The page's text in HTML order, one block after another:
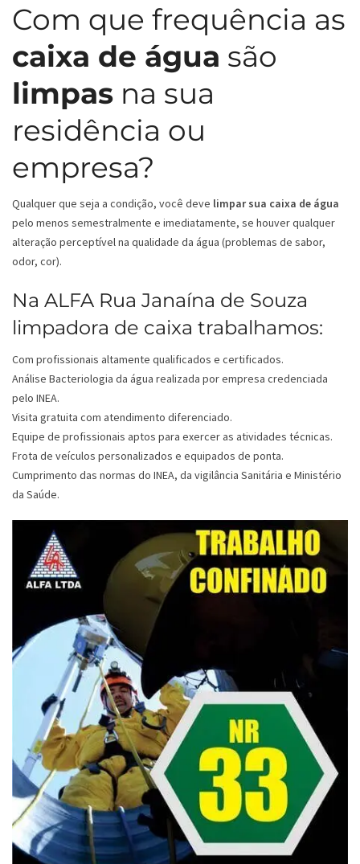
Com que frequência as
caixa de água são
limpas na sua
residência ou
empresa?
Qualquer que seja a condição, você deve limpar sua caixa de água
pelo menos semestralmente e imediatamente, se houver qualquer
alteração perceptível na qualidade da água (problemas de sabor,
odor, cor).
Na ALFA Rua Janaína de Souza
limpadora de caixa trabalhamos:
Com profissionais altamente qualificados e certificados.
Análise Bacteriologia da água realizada por empresa credenciada
pelo INEA.
Visita gratuita com atendimento diferenciado.
Equipe de profissionais aptos para exercer as atividades técnicas.
Frota de veículos personalizados e equipados de ponta.
Cumprimento das normas do INEA, da vigilância Sanitária e Ministério
da Saúde.